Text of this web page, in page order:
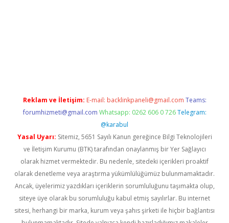
Reklam ve İletişim: E-mail: backlinkpaneli@gmail.com Teams:
forumhizmeti@gmail.com Whatsapp: 0262 606 0 726 Telegram:
@karabul
Yasal Uyarı: Sitemiz, 5651 Sayılı Kanun gereğince Bilgi Teknolojileri
ve İletişim Kurumu (BTK) tarafından onaylanmış bir Yer Sağlayıcı
olarak hizmet vermektedir. Bu nedenle, sitedeki içerikleri proaktif
olarak denetleme veya araştırma yükümlülüğümüz bulunmamaktadır.
Ancak, üyelerimiz yazdıkları içeriklerin sorumluluğunu taşımakta olup,
siteye üye olarak bu sorumluluğu kabul etmiş sayılırlar. Bu internet
sitesi, herhangi bir marka, kurum veya şahıs şirketi ile hiçbir bağlantısı